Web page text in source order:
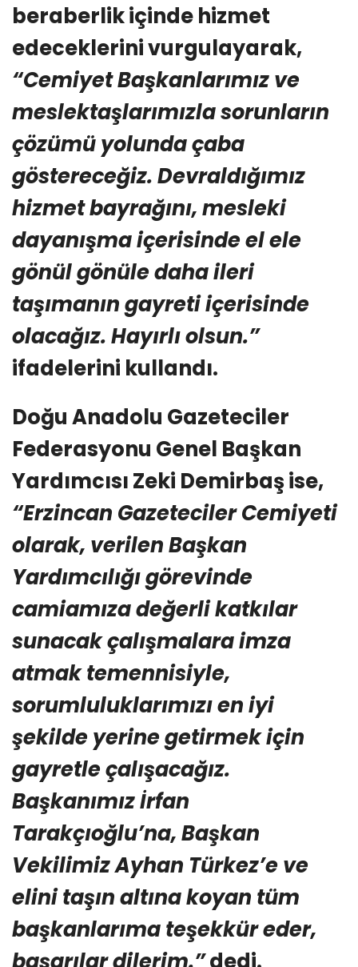
beraberlik içinde hizmet
edeceklerini vurgulayarak,
“Cemiyet Başkanlarımız ve
meslektaşlarımızla sorunların
çözümü yolunda çaba
göstereceğiz. Devraldığımız
hizmet bayrağını, mesleki
dayanışma içerisinde el ele
gönül gönüle daha ileri
taşımanın gayreti içerisinde
olacağız. Hayırlı olsun.”
ifadelerini kullandı.
Doğu Anadolu Gazeteciler
Federasyonu Genel Başkan
Yardımcısı Zeki Demirbaş ise,
“Erzincan Gazeteciler Cemiyeti
olarak, verilen Başkan
Yardımcılığı görevinde
camiamıza değerli katkılar
sunacak çalışmalara imza
atmak temennisiyle,
sorumluluklarımızı en iyi
şekilde yerine getirmek için
gayretle çalışacağız.
Başkanımız İrfan
Tarakçıoğlu’na, Başkan
Vekilimiz Ayhan Türkez’e ve
elini taşın altına koyan tüm
başkanlarıma teşekkür eder,
başarılar dilerim.”dedi.